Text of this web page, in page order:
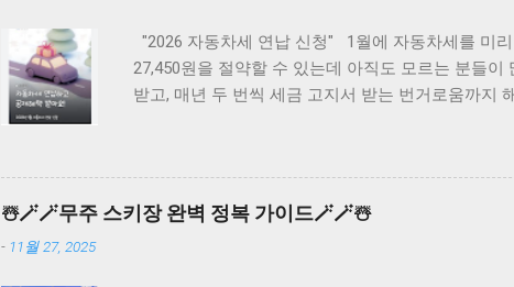
"2026 자동차세 연납 신청" 1월에 자동차세를 미
27,450원을 절약할 수 있는데 아직도 모르는 분들
받고, 매년 두 번씩 세금 고지서 받는 번거로움까지
신청하면 9.15% 할인율이 적용되어 가장 큰 혜택을
연납 시 2.5% 할인이 적용됩니다. 예를 들어 연간
할 수 있습니다. 요약: 1월 연납이 9.15% 할인으로
성 온라인 신청방법 위택스 웹사이트 접속 위택스
☃️🪄🪄무주 스키장 완벽 정복 가이드🪄🪄☃️
- 11월 27, 2025